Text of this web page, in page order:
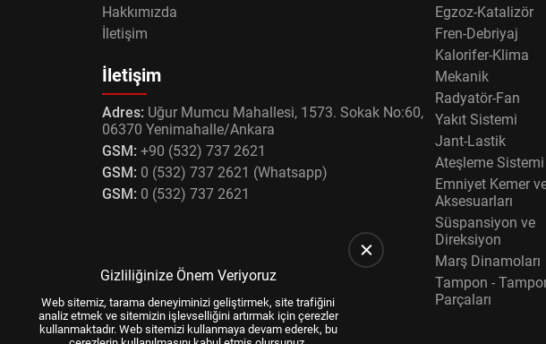
Hakkımızda
İletişim
İletişim
Adres: Uğur Mumcu Mahallesi, 1573. Sokak No:60,
06370 Yenimahalle/Ankara
GSM: +90 (532) 737 2621
GSM: 0 (532) 737 2621 (Whatsapp)
GSM: 0 (532) 737 2621
Egzoz-Katalizör
Fren-Debriyaj
Kalorifer-Klima
Mekanik
Radyatör-Fan
Yakıt Sistemi
Jant-Lastik
Ateşleme Sistemi
Emniyet Kemer
Aksesuarları
Süspansiyon ve
Direksiyon
Marş Dinamoları
Tampon -
Parçaları
Gizliliğinize Önem Veriyoruz
Web sitemiz, tarama deneyiminizi geliştirmek, site trafiğini
analiz etmek ve sitemizin işlevselliğini artırmak için çerezler
kullanmaktadır. Web sitemizi kullanmaya devam ederek, bu